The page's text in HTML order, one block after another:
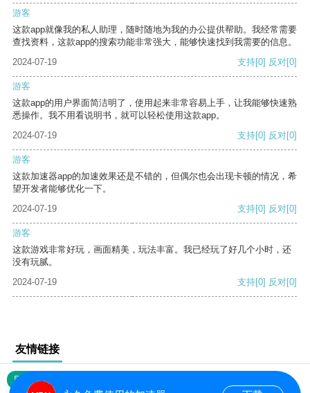
游客
这款app就像我的私人助理，随时随地为我的办公提供帮助。我经常需要
查找资料，这款app的搜索功能非常强大，能够快速找到我需要的信息。
2024-07-19
支持[0] 反对[0]
游客
这款app的用户界面简洁明了，使用起来非常容易上手，让我能够快速熟
悉操作。我不用看说明书，就可以轻松使用这款app。
2024-07-19
支持[0] 反对[0]
游客
这款加速器app的加速效果还是不错的，但偶尔也会出现卡顿的情况，希
望开发者能够优化一下。
2024-07-19
支持[0] 反对[0]
游客
这款游戏非常好玩，画面精美，玩法丰富。我已经玩了好几个小时，还
没有玩腻。
2024-07-19
支持[0] 反对[0]
友情链接
网站地图